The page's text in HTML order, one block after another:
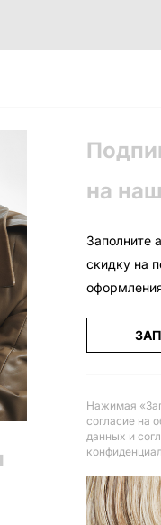
на
Заполните
скидку на
Нажимая
согласие на
данных и